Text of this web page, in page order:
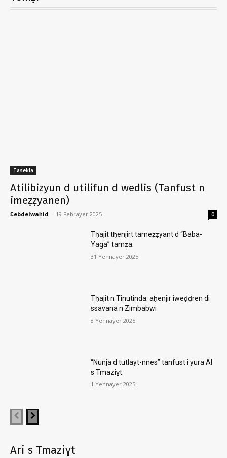
Tasekla
Atilibizyun d utilifun d wedlis (Tanfust n
imeẓẓyanen)
Ɛebdelwaḥid - 19 Febrayer 2025 0
Tḥajit tḥenjirt tameẓẓyant d “Baba-
Yaga” tamẓa.
31 Yennayer 2025
Tḥajit n Tinutinda: aḥenjir iweḍḍren di
ssavana n Zimbabwi
8 Yennayer 2025
“Nunja d tutlayt-nnes” tanfust i yura AI
s Tmaziɣt
1 Yennayer 2025
Ari s Tmaziɣt